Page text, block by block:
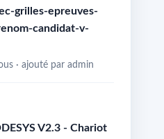
grilles-epreuves-
candidat-v-
· ajouté par admin
V2.3 - Chariot